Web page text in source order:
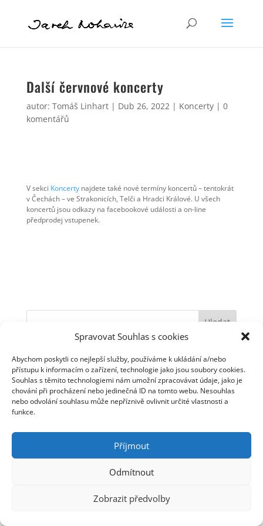
Spravovat Souhlas s cookies
Abychom poskytli co nejlepší služby, používáme k ukládání a/nebo
přístupu k informacím o zařízení, technologie jako jsou soubory cookies.
Souhlas s těmito technologiemi nám umožní zpracovávat údaje, jako je
chování při procházení nebo jedinečná ID na tomto webu. Nesouhlas
nebo odvolání souhlasu může nepříznivě ovlivnit určité vlastnosti a
funkce.
Příjmout
Odmítnout
Zobrazit předvolby
Další červnové koncerty
autor: Tomáš Linhart| Dub 26, 2022| Koncerty| 0
komentářů
V sekci Koncertynajdete také nové termíny koncertů – tentokrát
v Čechách – ve Strakonicích, Telči a Hradci Králové. U všech
koncertů jsou odkazy na facebookové události a on-line
předprodej vstupenek.
Novinky
Jarek Nohavica s cimbálovou muzikou
Jarek Nohavica na Slovensku
Dva listopadové koncerty v Plzni
Videoklip starý 14 let
© Jaromír Nohavica 2006 - 2025 | Webmaster: Tomáš
Národní knihovnou ČR